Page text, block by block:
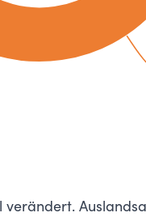
verändert.